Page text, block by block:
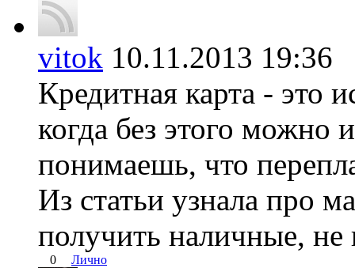
vitok 10.11.2013
Кредитная карта - это
когда без этого можно
понимаешь, что
Из статьи узнала про
получить наличные,
0 Лично